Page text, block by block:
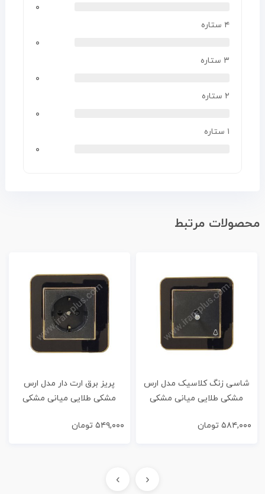
۰
۴ ستاره
۰
۳ ستاره
۰
۲ ستاره
۰
۱ ستاره
۰
محصولات مرتبط
شاسی زنگ کلاسیک مدل ارس
مشکی طلایی میانی مشکی
۵۸۴,۰۰۰ تومان
پریز برق ارت دار مدل ارس
مشکی طلایی میانی مشکی
۵۴۹,۰۰۰ تومان
‹
›